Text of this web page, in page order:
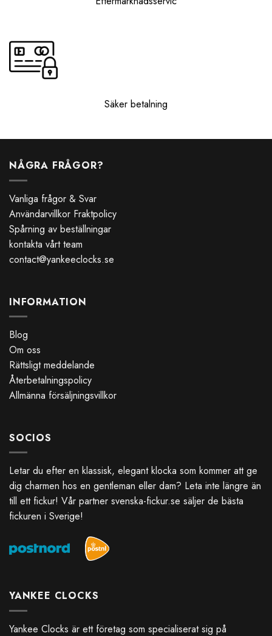
Säker betalning
NÅGRA FRÅGOR?
Vanliga frågor & Svar
Användarvillkor Fraktpolicy
Spårning av beställningar
kontakta vårt team
contact@yankeeclocks.se
INFORMATION
Blog
Om oss
Rättsligt meddelande
Återbetalningspolicy
Allmänna försäljningsvillkor
SOCIOS
Letar du efter en klassisk, elegant klocka som kommer att ge
dig charmen hos en gentleman eller dam? Leta inte längre än
till ett fickur! Vår partner svenska-fickur.se säljer de bästa
fickuren i Sverige!
YANKEE CLOCKS
Yankee Clocks är ett företag som specialiserat sig på